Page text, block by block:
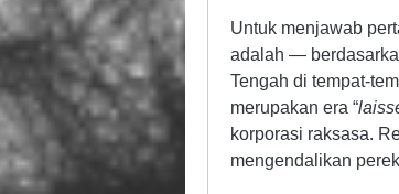
Untuk menjawab
adalah —
Tengah di tempat-
merupakan era “
korporasi raksasa.
mengendalikan